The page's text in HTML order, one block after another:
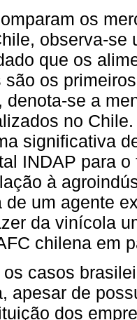
os
observa-se
que os
são os
denota-se a
no
significativa
INDAP para
à
de um agente
da vinícola
chilena em
casos
apesar de
dos